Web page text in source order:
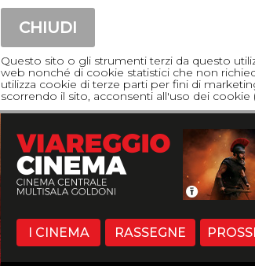
CHIUDI
Questo sito o gli strumenti terzi da questo
web nonché di cookie statistici che non
utilizza cookie di terze parti per fini di
scorrendo il sito, acconsenti all'uso dei
I CINEMA RASSEGNE